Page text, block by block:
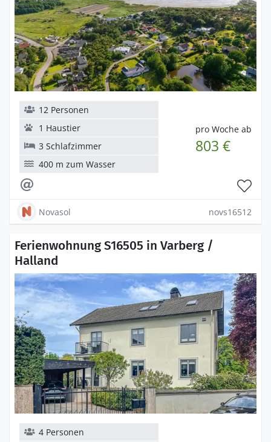
pro Woche ab
803 €
12 Personen
1 Haustier
3 Schlafzimmer
400 m zum Wasser
Novasol novs16512
Ferienwohnung S16505 in Varberg /
Halland
4 Personen